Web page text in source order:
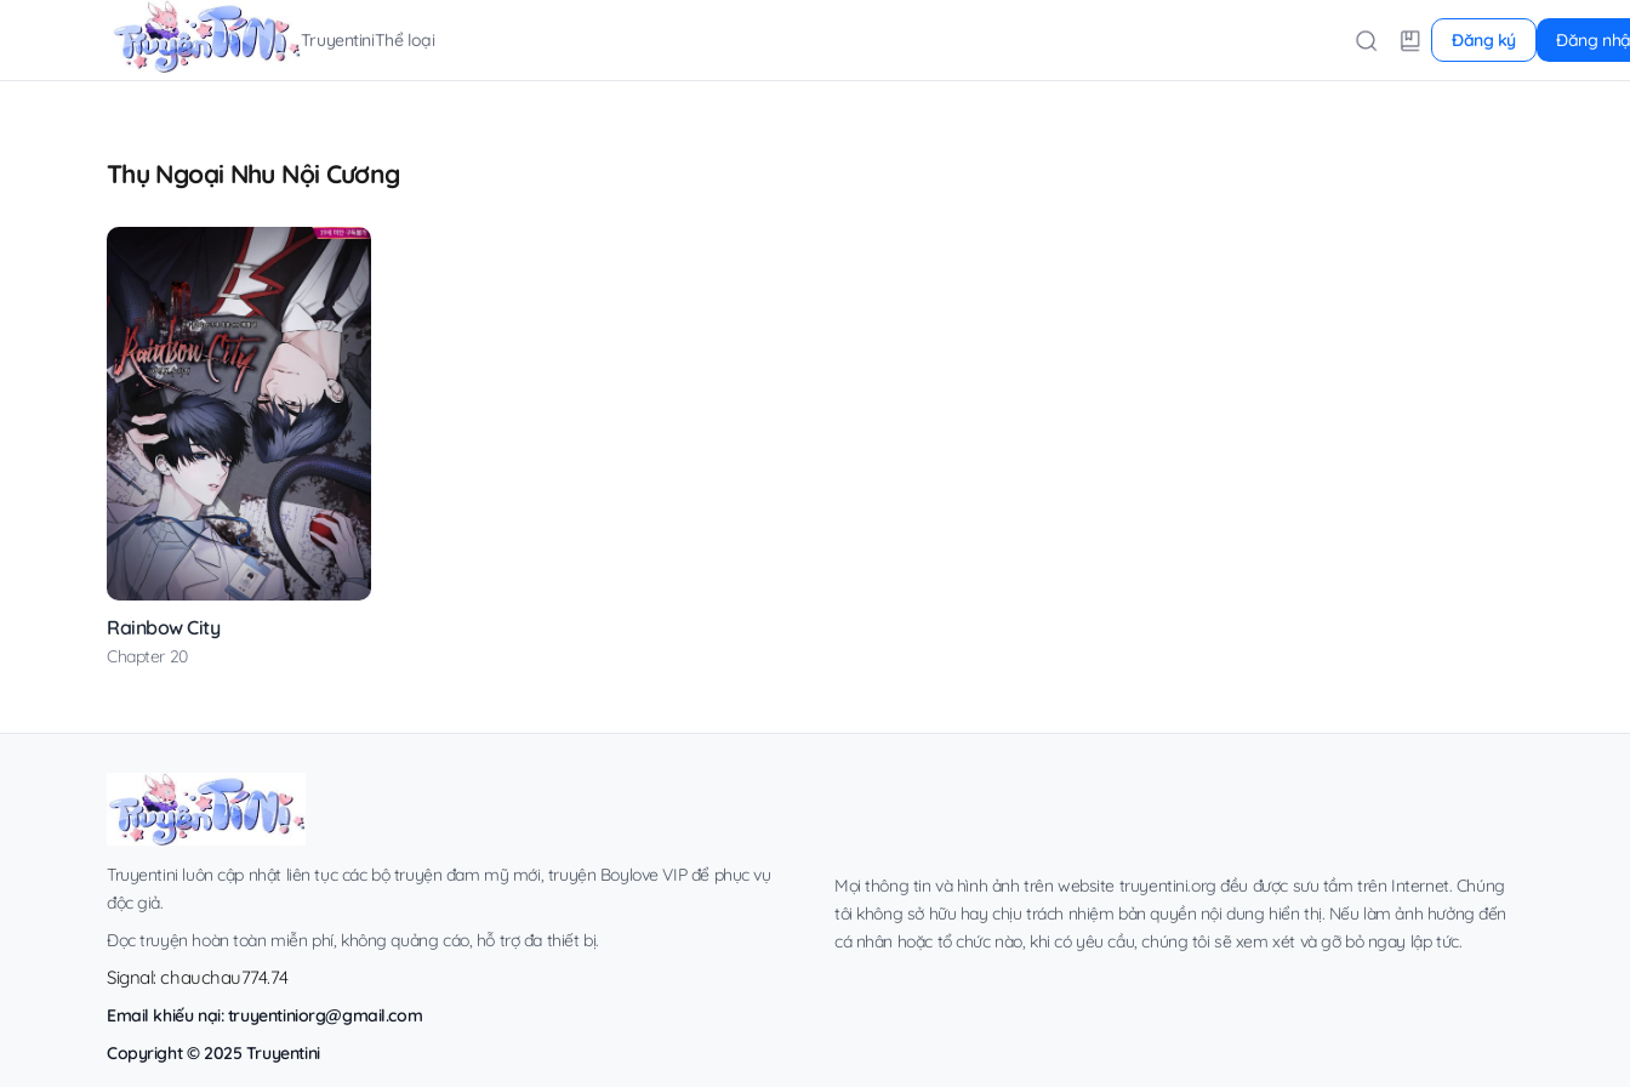
TruyentiniThể loại Đăng ký Đăng
Thụ Ngoại Nhu Nội Cương
Rainbow City
Chapter 20
Truyentini luôn cập nhật liên tục các bộ truyện đam mỹ mới, truyện Boylove VIP để phục vụ
độc giả.
Đọc truyện hoàn toàn miễn phí, không quảng cáo, hỗ trợ đa thiết bị.
Signal: chauchau774.74
Email khiếu nại:truyentiniorg@gmail.com
Copyright © 2025 Truyentini
Mọi thông tin và hình ảnh trên website truyentini.org đều được sưu tầm trên Internet. Chúng
tôi không sở hữu hay chịu trách nhiệm bản quyền nội dung hiển thị. Nếu làm ảnh hưởng đến
cá nhân hoặc tổ chức nào, khi có yêu cầu, chúng tôi sẽ xem xét và gỡ bỏ ngay lập tức.